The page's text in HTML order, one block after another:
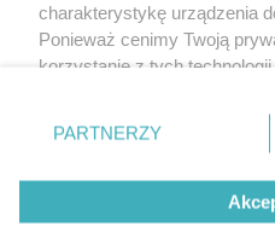
charakterystykę urządzenia
Ponieważ cenimy Twoją
korzystanie z tych
zmienić/wycofać klikając
znajdujący się w lewym
rodzaje przetwarzania
użytkownika, ale masz
PARTNERZY